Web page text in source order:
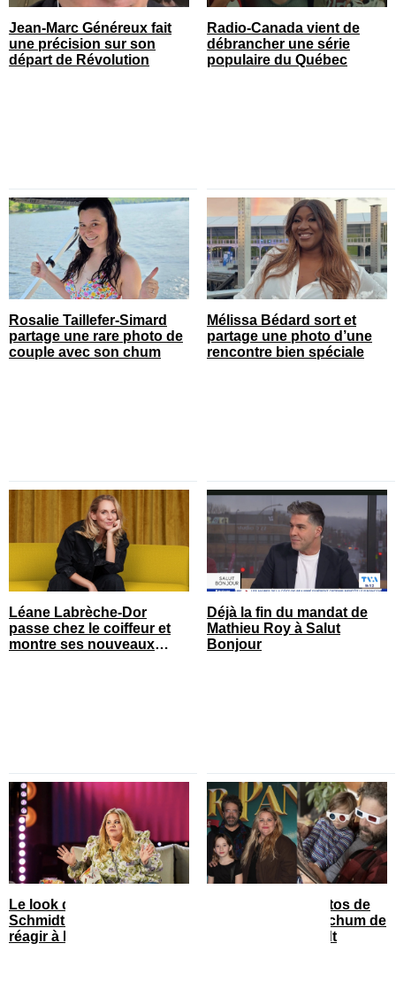
Jean-Marc Généreux fait
une précision sur son
départ de Révolution
Radio-Canada vient de
débrancher une série
populaire du Québec
Rosalie Taillefer-Simard
partage une rare photo de
couple avec son chum
Mélissa Bédard sort et
partage une photo d’une
rencontre bien spéciale
Léane Labrèche-Dor
passe chez le coiffeur et
montre ses nouveaux
Déjà la fin du mandat de
Mathieu Roy à Salut
Bonjour
Le look de Geneviève
Schmidt de STAT fait
réagir à Bonsoir Bonsoir
Découvrez 11 photos de
Pierre le nouveau chum de
Geneviève Schmidt